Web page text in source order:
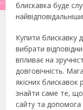
блискавка буде
Купити блискавку
вибрати
впливає на
довговічність.
якісних блискавок
знайти саме те,
сайту та допомога